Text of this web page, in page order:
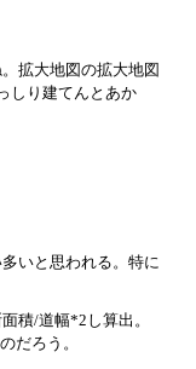
拡大地図の拡大地図
しり建てんとあか
いと思われる。特に
積/道幅*2し算出。
だろう。